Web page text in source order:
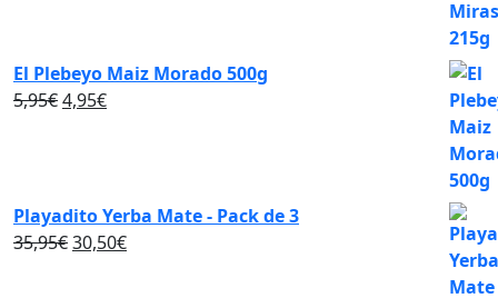
El Plebeyo Maiz Morado 500g
5,95€El
5,95€.
4,95€El
4,95€.
Playadito Yerba Mate - Pack de 3
35,95€El
30,50€El